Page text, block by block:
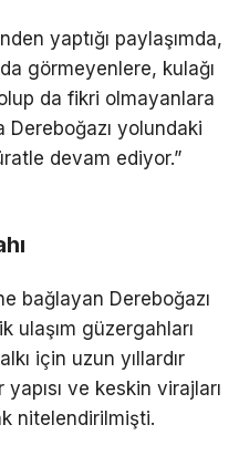
yaptığı paylaşımda,
görmeyenlere, kulağı
da fikri olmayanlara
yolundaki
devam ediyor.”
bağlayan Dereboğazı
ulaşım güzergahları
için uzun yıllardır
ve keskin virajları
nitelendirilmişti.